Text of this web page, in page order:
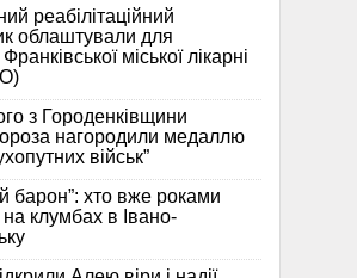
реабілітаційний
облаштували для
міської лікарні
з Городенківщини
нагородили медаллю
військ”
барон”: хто вже роками
клумбах в Івано-